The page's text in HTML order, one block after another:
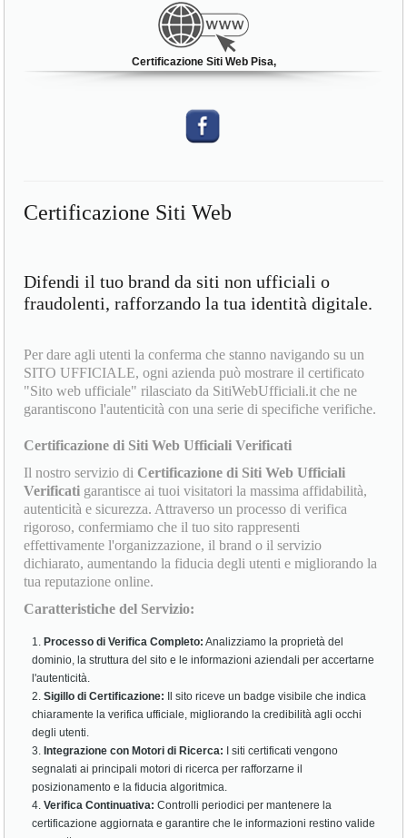
Certificazione Siti Web Pisa,
Certificazione Siti Web
Difendi il tuo brand da siti non ufficiali o
fraudolenti, rafforzando la tua identità digitale.
Per dare agli utenti la conferma che stanno navigando su un
SITO UFFICIALE, ogni azienda può mostrare il certificato
"Sito web ufficiale" rilasciato da SitiWebUfficiali.it che ne
garantiscono l'autenticità con una serie di specifiche verifiche.
Certificazione di Siti Web Ufficiali Verificati
Il nostro servizio di Certificazione di Siti Web Ufficiali
Verificati garantisce ai tuoi visitatori la massima affidabilità,
autenticità e sicurezza. Attraverso un processo di verifica
rigoroso, confermiamo che il tuo sito rappresenti
effettivamente l'organizzazione, il brand o il servizio
dichiarato, aumentando la fiducia degli utenti e migliorando la
tua reputazione online.
Caratteristiche del Servizio:
Processo di Verifica Completo: Analizziamo la proprietà del
dominio, la struttura del sito e le informazioni aziendali per accertarne
l'autenticità.
Sigillo di Certificazione:
Il sito riceve un badge visibile che indica
chiaramente la verifica ufficiale, migliorando la credibilità agli occhi
degli utenti.
Integrazione con Motori di Ricerca:
I siti certificati vengono
segnalati ai principali motori di ricerca per rafforzarne il
posizionamento e la fiducia algoritmica.
Verifica Continuativa: Controlli periodici per mantenere la
certificazione aggiornata e garantire che le informazioni restino valide